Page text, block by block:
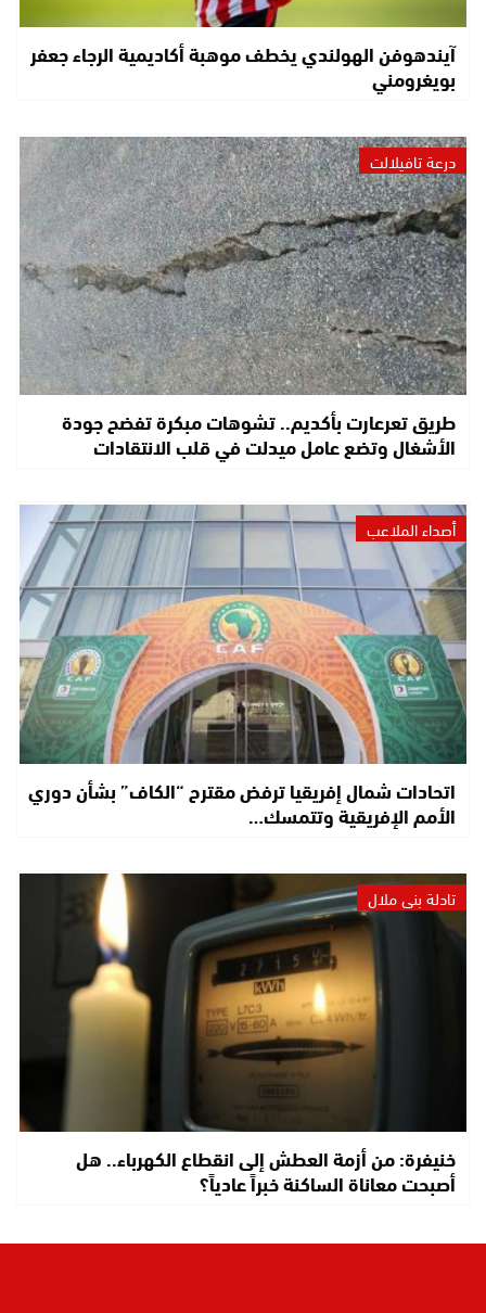
آيندهوفن الهولندي يخطف موهبة أكاديمية الرجاء جعفر
بويغرومني
درعة تافيلالت
طريق تعرعارت بأكديم.. تشوهات مبكرة تفضح جودة
الأشغال وتضع عامل ميدلت في قلب الانتقادات
أصداء الملاعب
اتحادات شمال إفريقيا ترفض مقترح “الكاف” بشأن دوري
الأمم الإفريقية وتتمسك…
تادلة بني ملال
خنيفرة: من أزمة العطش إلى انقطاع الكهرباء.. هل
أصبحت معاناة الساكنة خبراً عادياً؟